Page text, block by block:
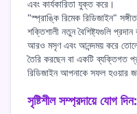
এবং কার্যকারিতা যুক্ত করে।
"স্প্রাঙ্কি রিমেক রিডিজাইন"
শক্তিশালী নতুন বৈশিষ্ট্যগুলি
আরও মসৃণ এবং আনন্দময় করে
তৈরি করছেন বা একটি ব্যক্তিগত
রিডিজাইন আপনাকে সফল হওয়ার
সৃষ্টিশীল সম্প্রদায়ে যোগ দিন: